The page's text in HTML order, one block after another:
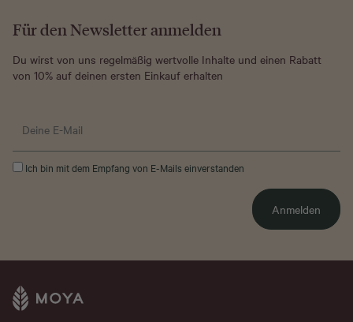
Für den Newsletter anmelden
Du wirst von uns regelmäßig wertvolle Inhalte und einen Rabatt
von 10% auf deinen ersten Einkauf erhalten
Ich bin mit dem Empfang von E-Mails einverstanden
Anmelden